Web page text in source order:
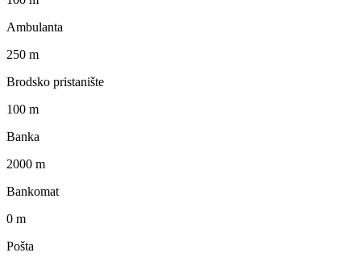
Ambulanta
250 m
Brodsko pristanište
100 m
Banka
2000 m
Bankomat
0 m
Pošta